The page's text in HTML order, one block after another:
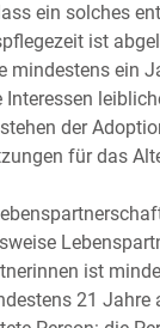
ein solches
ist
mindestens ein
Interessen
der
für das
ist
21 Jahre